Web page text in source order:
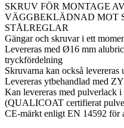
SKRUV FÖR MONTAGE
VÄGGBEKLÄDNAD MOT
STÅLREGLAR
Gängar och skruvar i ett
Levereras med Ø16 mm
tryckfördelning
Skruvarna kan också levereras
Levereras ytbehandlad med
Kan levereras med pulverlack
(QUALICOAT certifierat
CE-märkt enligt EN 14592 för